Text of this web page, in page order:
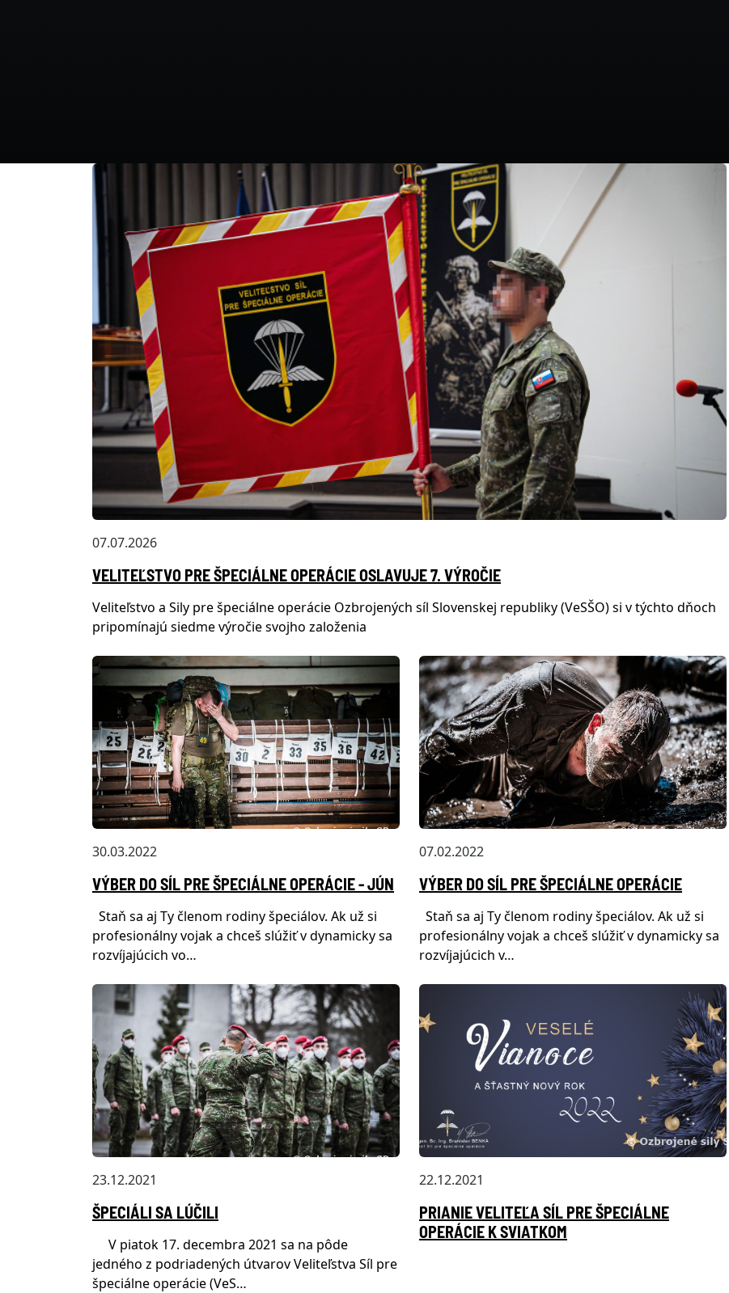
07.07.2026
VELITEĽSTVO PRE ŠPECIÁLNE OPERÁCIE OSLAVUJE 7. VÝROČIE
Veliteľstvo a Sily pre špeciálne operácie Ozbrojených síl Slovenskej republiky (VeSŠO) si v týchto dňoch
pripomínajú siedme výročie svojho založenia
30.03.2022
VÝBER DO SÍL PRE ŠPECIÁLNE OPERÁCIE - JÚN
Staň sa aj Ty členom rodiny špeciálov. Ak už si
profesionálny vojak a chceš slúžiť v dynamicky sa
rozvíjajúcich vo…
07.02.2022
VÝBER DO SÍL PRE ŠPECIÁLNE OPERÁCIE
Staň sa aj Ty členom rodiny špeciálov. Ak už si
profesionálny vojak a chceš slúžiť v dynamicky sa
rozvíjajúcich v…
23.12.2021
ŠPECIÁLI SA LÚČILI
V piatok 17. decembra 2021 sa na pôde
jedného z podriadených útvarov Veliteľstva Síl pre
špeciálne operácie (VeS…
22.12.2021
PRIANIE VELITEĽA SÍL PRE ŠPECIÁLNE
OPERÁCIE K SVIATKOM